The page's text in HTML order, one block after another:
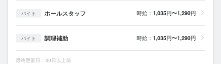
バイト ホールスタッフ 時給： 1,035円〜1,290円
バイト 調理補助 時給： 1,035円〜1,290円
最終更新日：30日以上前